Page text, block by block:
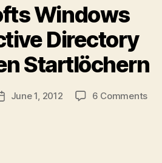
Windows
Directory
Startlöchern
June 1, 2012 6 Commentson